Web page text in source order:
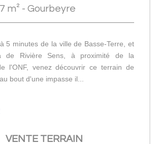
m² - Gourbeyre
5 minutes de la ville de Basse-Terre, et
de Rivière Sens, à proximité de la
l'ONF, venez découvrir ce terrain de
bout d'une impasse il...
VENTE TERRAIN